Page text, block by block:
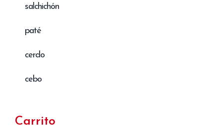
salchichón
paté
cerdo
cebo
Carrito